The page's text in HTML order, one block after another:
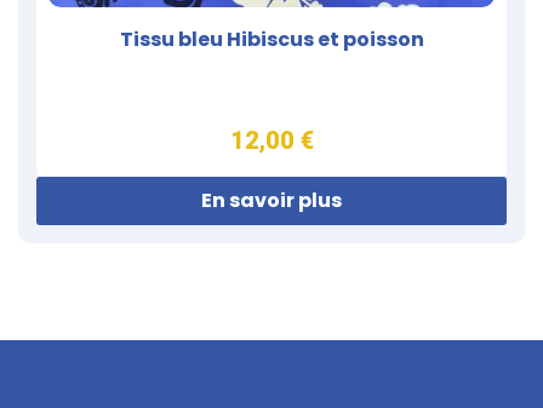
Tissu bleu Hibiscus et poisson
12,00 €
En savoir plus